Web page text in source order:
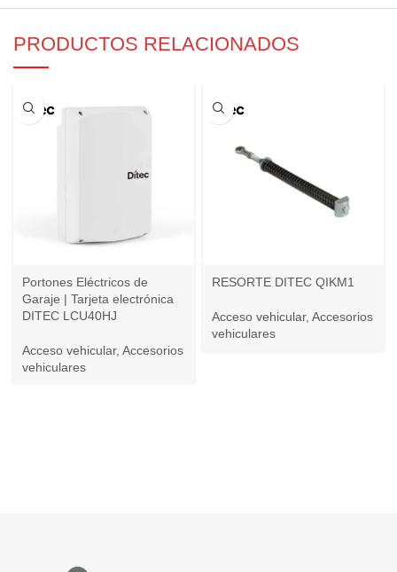
PRODUCTOS RELACIONADOS
Portones Eléctricos de
Garaje | Tarjeta electrónica
DITEC LCU40HJ
Acceso vehicular, Accesorios
vehiculares
RESORTE DITEC QIKM1
Acceso vehicular, Accesorios
vehiculares